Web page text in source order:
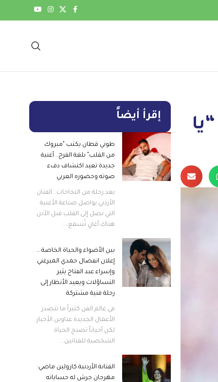
إقرأ أيضاً
طوني قطان يكتب "مبروك
من القلب" بلغة الفرح.. أغنية
جديدة تعيد اكتشاف دفء
صوته وحضوره العربي
بعد رحلة من النجاحات.. الفنان
الأردني يواصل صناعة الأغنية
التي تصل إلى القلب قبل الأذن
هناك أغانٍ تُسمع،...
بين الأضواء والحياة الخاصة …
إعلان انفصال حمدي الميرغني
وإسراء عبد الفتاح يثير
التساؤلات ويعيد الأنظار إلى
رحلة فنية مشتركة
في عالم الفن كثيراً ما تتصدر
الأعمال الجديدة عناوين الأخبار
لكن أحياناً تصبح الحياة
الشخصية للفنانين...
الفنانة الأردنية كارولين ماضي:
مهرجان جرش له حساباته